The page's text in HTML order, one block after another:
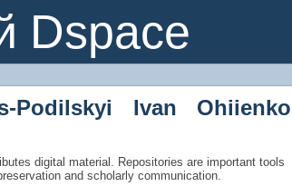
Dspace
Podilskyi Ivan Ohiienko
digital material. Repositories are important tools
and scholarly communication.